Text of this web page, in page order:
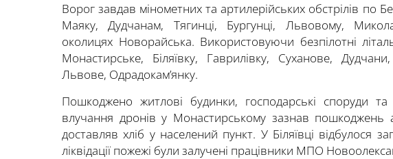
Ворог завдав мінометних та артилерійських обстрілів
Маяку, Дудчанам, Тягинці, Бургунці, Львовому,
околицях Новорайська. Використовуючи безпілотні
Монастирське, Біляївку, Гаврилівку, Суханове,
Львове, Одрадокам’янку.
Пошкоджено житлові будинки, господарські споруди та
влучання дронів у Монастирському зазнав пошкоджень
доставляв хліб у населений пункт. У Біляївці відбулося
ліквідації пожежі були залучені працівники МПО